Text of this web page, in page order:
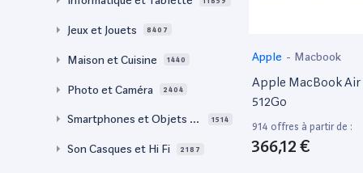
Jeux et Jouets 8407
Maison et Cuisine 1440
Photo et Caméra 2404
Smartphones et Objets c
1514
Son Casques et Hi Fi 2187
Apple - Macbook
Apple MacBook Air
512Go
914 offres à partir de :
366,12 €